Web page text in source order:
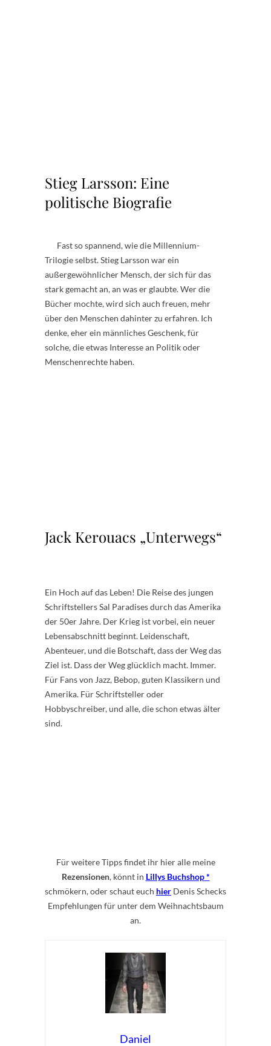
Stieg Larsson: Eine
politische Biografie
Fast so spannend, wie die Millennium-
Trilogie selbst. Stieg Larsson war ein
außergewöhnlicher Mensch, der sich für das
stark gemacht an, an was er glaubte. Wer die
Bücher mochte, wird sich auch freuen, mehr
über den Menschen dahinter zu erfahren. Ich
denke, eher ein männliches Geschenk, für
solche, die etwas Interesse an Politik oder
Menschenrechte haben.
Jack Kerouacs „Unterwegs“
Ein Hoch auf das Leben! Die Reise des jungen
Schriftstellers Sal Paradises durch das Amerika
der 50er Jahre. Der Krieg ist vorbei, ein neuer
Lebensabschnitt beginnt. Leidenschaft,
Abenteuer, und die Botschaft, dass der Weg das
Ziel ist. Dass der Weg glücklich macht. Immer.
Für Fans von Jazz, Bebop, guten Klassikern und
Amerika. Für Schriftsteller oder
Hobbyschreiber, und alle, die schon etwas älter
sind.
Für weitere Tipps findet ihr hier alle meine
Rezensionen, könnt in Lillys Buchshop
schmökern, oder schaut euch hier Denis Schecks
Empfehlungen für unter dem Weihnachtsbaum
an.
Daniel